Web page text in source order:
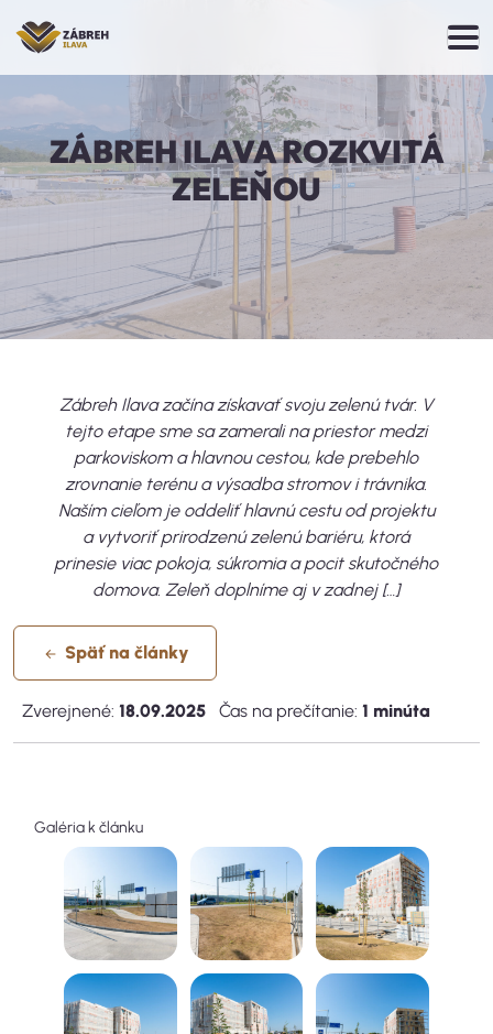
ZÁBREH ILAVA ROZKVITÁ
ZELEŇOU
Zábreh Ilava začína získavať svoju zelenú tvár. V
tejto etape sme sa zamerali na priestor medzi
parkoviskom a hlavnou cestou, kde prebehlo
zrovnanie terénu a výsadba stromov i trávnika.
Naším cieľom je oddeliť hlavnú cestu od projektu
a vytvoriť prirodzenú zelenú bariéru, ktorá
prinesie viac pokoja, súkromia a pocit skutočného
domova. Zeleň doplníme aj v zadnej […]
Späť na články
Zverejnené: 18.09.2025 Čas na prečítanie: 1 minúta
Galéria k článku